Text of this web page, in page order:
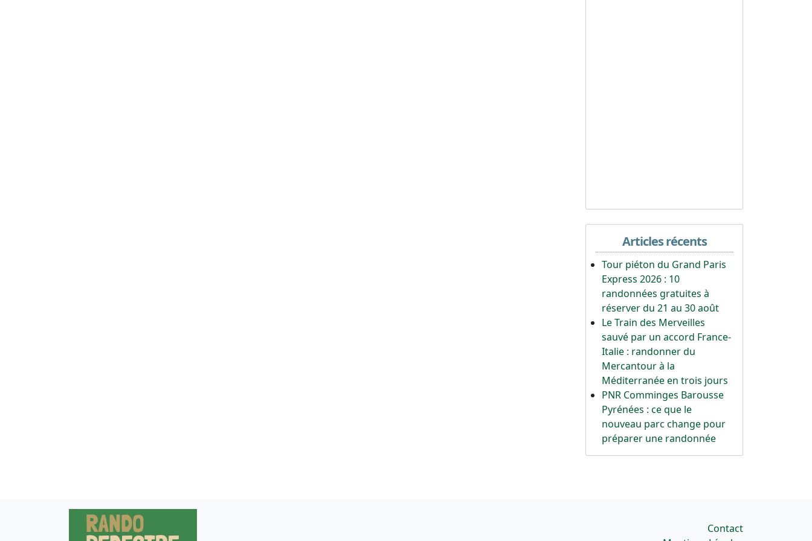
Articles récents
Tour piéton du Grand Paris
Express 2026 : 10
randonnées gratuites à
réserver du 21 au 30 août
Le Train des Merveilles
sauvé par un accord France-
Italie : randonner du
Mercantour à la
Méditerranée en trois jours
PNR Comminges Barousse
Pyrénées : ce que le
nouveau parc change pour
préparer une randonnée
Contact